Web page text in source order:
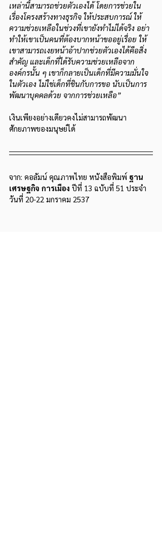
เหล่านี้สามารถช่วยตัวเองได้ โดยการช่วยใน
เรื่องโครงสร้างทางธุรกิจ ให้ประสบการณ์ ให้
ความช่วยเหลือในช่วงที่เขายังทำไม่ได้จริง อย่า
ทำให้เขาเป็นคนที่ต้องบากหน้าขออยู่เรื่อย ให้
เขาสามารถเงยหน้าอ้าปากช่วยตัวเองได้คือสิ่ง
สำคัญ และเด็กที่ได้รับความช่วยเหลือจาก
องค์กรนั้น ๆ เขาก็กลายเป็นเด็กที่มีความมั่นใจ
ในตัวเอง ไม่ใช่เด็กที่ชินกับการขอ นับเป็นการ
พัฒนาบุคคลด้วย จากการช่วยเหลือ”
เงินเพียงอย่างเดียวคงไม่สามารถพัฒนา
ศักยภาพของมนุษย์ได้
จาก: คอลัมน์ คุณภาพไทย หนังสือพิมพ์ ฐาน
เศรษฐกิจ การเมือง ปีที่ 13 ฉบับที่ 51 ประจำ
วันที่ 20-22 มกราคม 2537